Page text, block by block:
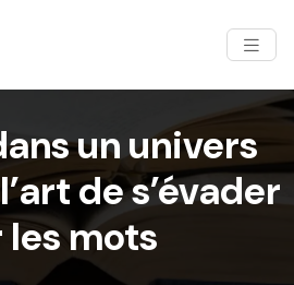
un univers
de s’évader
les mots